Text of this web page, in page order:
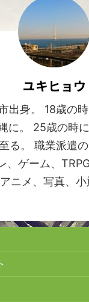
ユキヒョウ
出身。 18歳の
に。 25歳の時
る。 職業派遣の
ゲーム、TRPG
アニメ、写真、